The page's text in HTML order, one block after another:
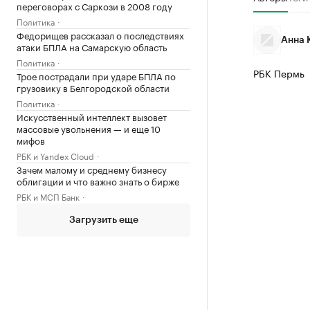
переговорах с Саркози в 2008 году
Политика
Федорищев рассказал о последствиях
атаки БПЛА на Самарскую область
Политика
Трое пострадали при ударе БПЛА по
грузовику в Белгородской области
Политика
Искусственный интеллект вызовет
массовые увольнения — и еще 10
мифов
РБК и Yandex Cloud
Зачем малому и среднему бизнесу
облигации и что важно знать о бирже
РБК и МСП Банк
Загрузить еще
Анна
РБК Пермь